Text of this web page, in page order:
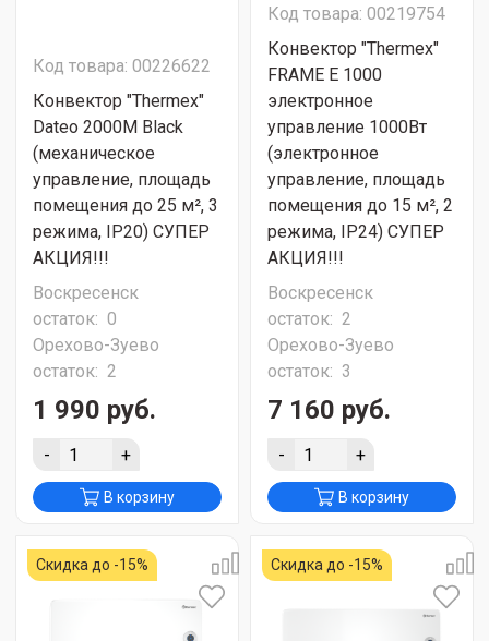
Код товара: 00226622
Конвектор "Thermex"
Dateo 2000М Black
(механическое
управление, площадь
помещения до 25 м², 3
режима, IP20) СУПЕР
АКЦИЯ!!!
Воскресенск
остаток: 0
Орехово-Зуево
остаток: 2
1 990 руб.
- +
В корзину
Код товара: 00219754
Конвектор "Thermex"
FRAME E 1000
электронное
управление 1000Вт
(электронное
управление, площадь
помещения до 15 м², 2
режима, IP24) СУПЕР
АКЦИЯ!!!
Воскресенск
остаток: 2
Орехово-Зуево
остаток: 3
7 160 руб.
- +
В корзину
Скидка до -15% Скидка до -15%